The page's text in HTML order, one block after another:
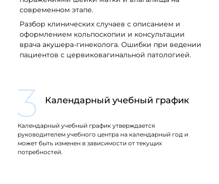
современном этапе.
Разбор клинических случаев с описанием и
оформлением кольпоскопии и консультации
врача акушера-гинеколога. Ошибки при ведении
пациентов с цервиковагинальной патологией.
3 Календарный учебный график
Календарный учебный график утверждается
руководителем учебного центра на календарный год и
может быть изменен в зависимости от текущих
потребностей.